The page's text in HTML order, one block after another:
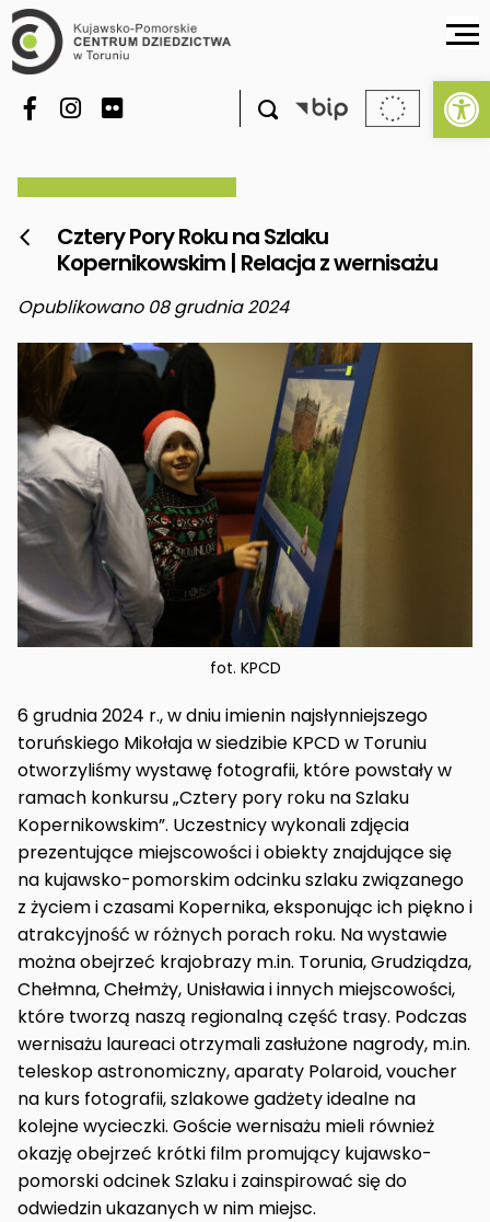


Cztery Pory Roku na Szlaku
Kopernikowskim | Relacja z wernisażu
Opublikowano 08 grudnia 2024
fot. KPCD
6 grudnia 2024 r., w dniu imienin najsłynniejszego
toruńskiego Mikołaja w siedzibie KPCD w Toruniu
otworzyliśmy wystawę fotografii, które powstały w
ramach konkursu „Cztery pory roku na Szlaku
Kopernikowskim”. Uczestnicy wykonali zdjęcia
prezentujące miejscowości i obiekty znajdujące się
na kujawsko-pomorskim odcinku szlaku związanego
z życiem i czasami Kopernika, eksponując ich piękno i
atrakcyjność w różnych porach roku. Na wystawie
można obejrzeć krajobrazy m.in. Torunia, Grudziądza,
Chełmna, Chełmży, Unisławia i innych miejscowości,
które tworzą naszą regionalną część trasy. Podczas
wernisażu laureaci otrzymali zasłużone nagrody, m.in.
teleskop astronomiczny, aparaty Polaroid, voucher
na kurs fotografii, szlakowe gadżety idealne na
kolejne wycieczki. Goście wernisażu mieli również
okazję obejrzeć krótki film promujący kujawsko-
pomorski odcinek Szlaku i zainspirować się do
odwiedzin ukazanych w nim miejsc.